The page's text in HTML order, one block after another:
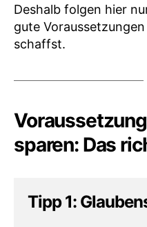
Deshalb folgen hier
gute
schaffst.
sparen: Das
Tipp 1: